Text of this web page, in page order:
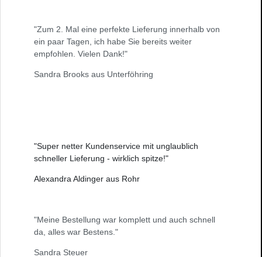
"Zum 2. Mal eine perfekte Lieferung innerhalb von
ein paar Tagen, ich habe Sie bereits weiter
empfohlen. Vielen Dank!"
Sandra Brooks aus Unterföhring
"Super netter Kundenservice mit unglaublich
schneller Lieferung - wirklich spitze!"
Alexandra Aldinger aus Rohr
"Meine Bestellung war komplett und auch schnell
da, alles war Bestens."
Sandra Steuer